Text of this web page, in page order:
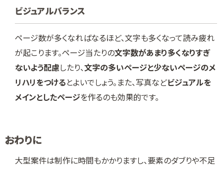
ビジュアルバランス
ページ数が多くなればなるほど、文字も多くなって読み疲れ
が起こります。ページ当たりの文字数があまり多くなりすぎ
ないよう配慮したり、文字の多いページと少ないページのメ
リハリをつける とよいでしょう。また、写真などビジュアルを
メインとしたページを作るのも効果的です。
おわりに
大型案件は制作に時間もかかりますし、要素のダブりや不足